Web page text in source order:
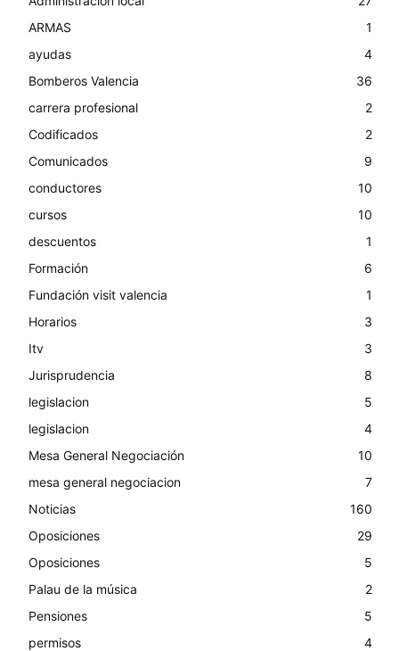
ARMAS
1
ayudas
4
Bomberos Valencia
36
carrera profesional
2
Codificados
2
Comunicados
9
conductores
10
cursos
10
descuentos
1
Formación
6
Fundación visit valencia
1
Horarios
3
Itv
3
Jurisprudencia
8
legislacion
5
legislacion
4
Mesa General Negociación
10
mesa general negociacion
7
Noticias
160
Oposiciones
29
Oposiciones
5
Palau de la música
2
Pensiones
5
permisos
4